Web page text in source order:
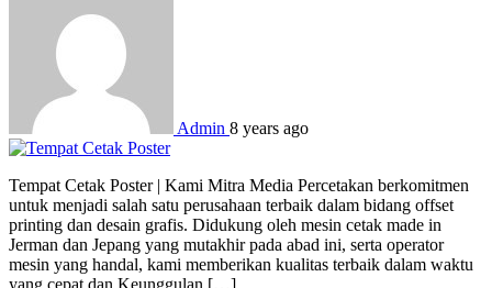
Admin 8 years ago
Tempat Cetak Poster | Kami Mitra Media Percetakan berkomitmen
untuk menjadi salah satu perusahaan terbaik dalam bidang offset
printing dan desain grafis. Didukung oleh mesin cetak made in
Jerman dan Jepang yang mutakhir pada abad ini, serta operator
mesin yang handal, kami memberikan kualitas terbaik dalam waktu
yang cepat dan Keunggulan […]